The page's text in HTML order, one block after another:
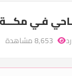
فـي مكـــة